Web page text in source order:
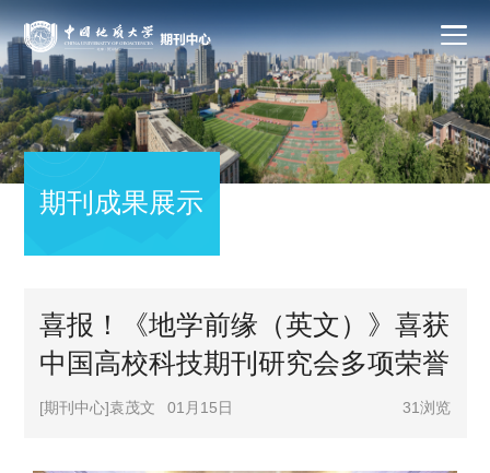
期刊成果展示
喜报！《地学前缘（英文）》喜获
中国高校科技期刊研究会多项荣誉
[期刊中心]袁茂文 01月15日 31浏览